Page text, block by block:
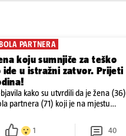
PARTNERA
koju sumnjiče za teško
ide u istražni zatvor. Prijeti
kako su utvrdili da je žena (36)
partnera (71) koji je na mjestu
u istražni zatvor
1 40